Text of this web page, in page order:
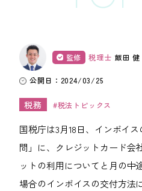
クラウド会計導入サポート
経理代行
ワンストップ士業サポート
建設業者様向け
ADMINISTRATIVE SCRIVENER
キークレア行政書士法人
監修 税理士 飯田 健
公開日：2024/03/25
税務 税法トピックス
国税庁は3月18日、インボイ
問」に、クレジットカード会
ットの利用についてと月の中
場合のインボイスの交付方法